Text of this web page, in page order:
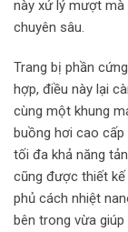
này xử lý mượt
chuyên sâu.
Trang bị phần
hợp, điều này lại
cùng một khung
buồng hơi cao cấp
tối đa khả năng
cũng được thiết
phủ cách nhiệt
bên trong vừa